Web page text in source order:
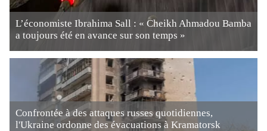
L’économiste Ibrahima Sall : « Cheikh Ahmadou Bamba
a toujours été en avance sur son temps »
Confrontée à des attaques russes quotidiennes,
l'Ukraine ordonne des évacuations à Kramatorsk